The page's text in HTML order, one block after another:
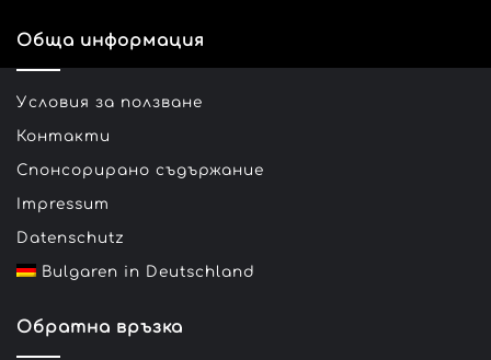
Обща информация
Условия за ползване
Контакти
Спонсорирано съдържание
Impressum
Datenschutz
Bulgaren in Deutschland
Обратна връзка